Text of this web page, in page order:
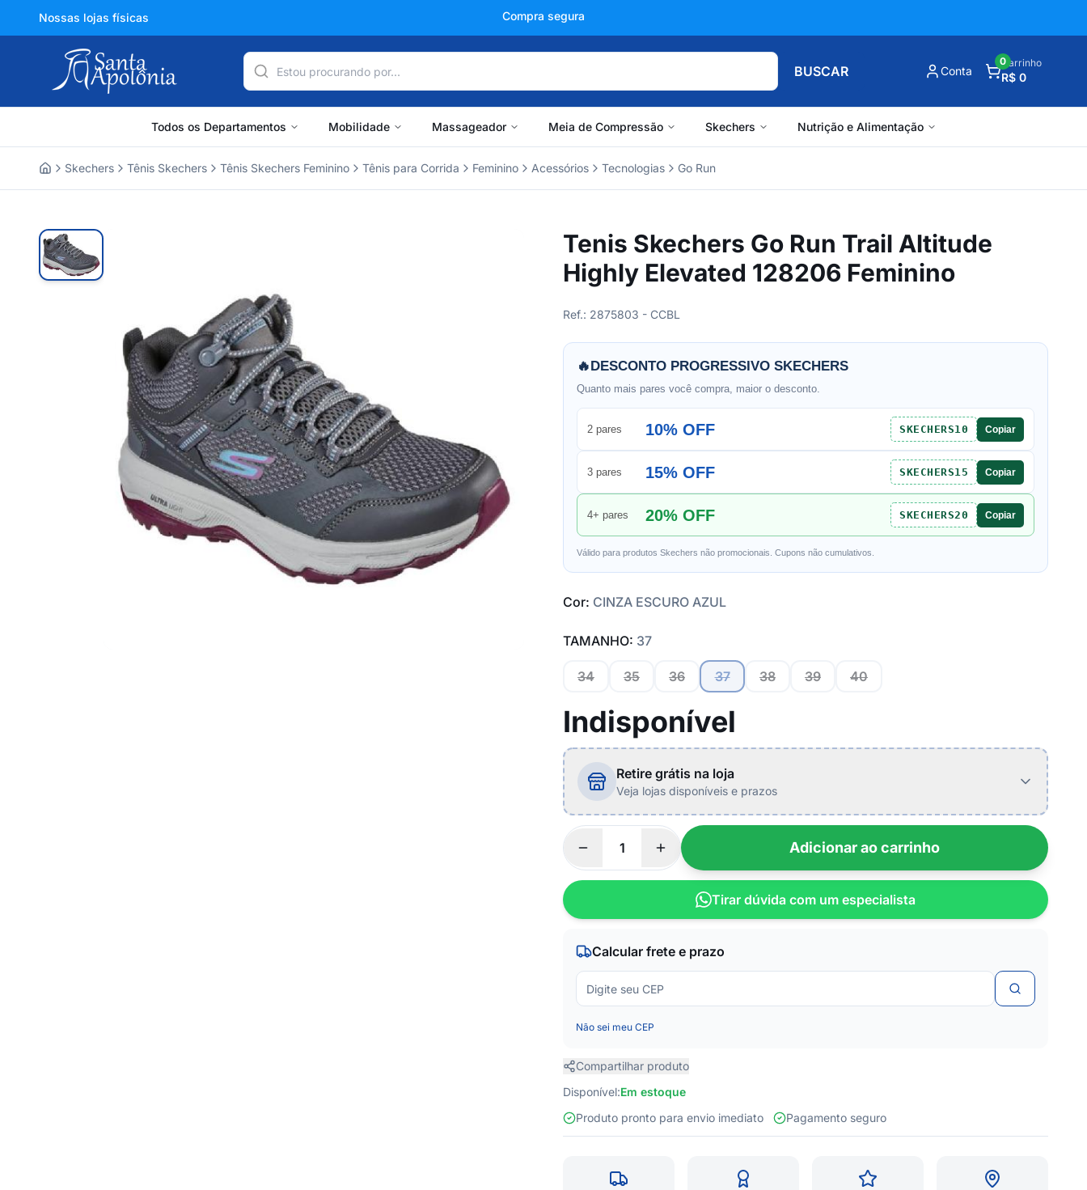
Nossas lojas físicas +150 mil avaliações
BUSCAR Conta
Carrinho
R$ 0
0
Todos os Departamentos Mobilidade Massageador Meia de Compressão Skechers Nutrição e Alimentação
Skechers Tênis Skechers Tênis Skechers Feminino Tênis para Corrida Feminino Acessórios Tecnologias Go Run
Tenis Skechers Go Run Trail Altitude
Highly Elevated 128206 Feminino
Ref.: 2875803 - CCBL
🔥DESCONTO PROGRESSIVO SKECHERS
Quanto mais pares você compra, maior o desconto.
2 pares 10% OFF SKECHERS10 Copiar
3 pares 15% OFF SKECHERS15 Copiar
4+ pares 20% OFF SKECHERS20 Copiar
Válido para produtos Skechers não promocionais. Cupons não cumulativos.
Cor: CINZA ESCURO AZUL
TAMANHO: 37
34 35 36 37 38 39 40
Indisponível
Retire grátis na loja
Veja lojas disponíveis e prazos
Adicionar ao carrinho
Tirar dúvida com um especialista
Calcular frete e prazo
Não sei meu CEP
Compartilhar produto
Disponível:Em estoque
Produto pronto para envio imediato
Pagamento seguro